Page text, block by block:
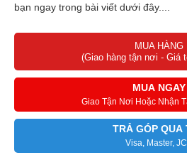
bạn ngay trong bài viết dưới đây....
MUA HÀNG
(Giao hàng tận nơi - Giá
MUA NGAY
Giao Tận Nơi Hoặc Nhận
TRẢ GÓP QUA
Visa, Master,